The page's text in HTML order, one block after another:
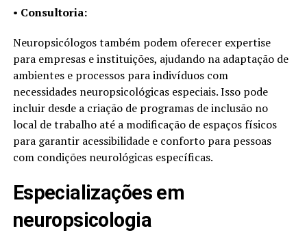
• Consultoria:
Neuropsicólogos também podem oferecer expertise
para empresas e instituições, ajudando na adaptação de
ambientes e processos para indivíduos com
necessidades neuropsicológicas especiais. Isso pode
incluir desde a criação de programas de inclusão no
local de trabalho até a modificação de espaços físicos
para garantir acessibilidade e conforto para pessoas
com condições neurológicas específicas.
Especializações em
neuropsicologia